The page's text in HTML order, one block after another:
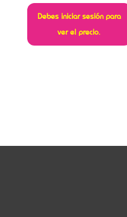
Debes iniciar sesión para
ver el precio.